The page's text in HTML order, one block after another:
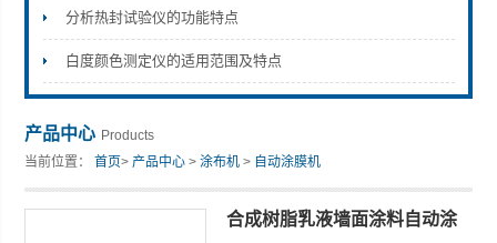
山东安尼麦特仪器有限公司
分析热封试验仪的功能特点
白度颜色测定仪的适用范围及特点
产品中心 Products
当前位置：首页>产品中心 >涂布机 > 自动涂膜机
合成树脂乳液墙面涂料自动涂